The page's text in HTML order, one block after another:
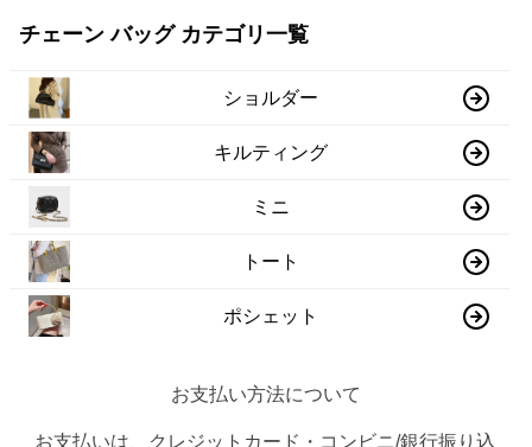
チェーン バッグ カテゴリ一覧
ショルダー
キルティング
ミニ
トート
ポシェット
お支払い方法について
お支払いは、クレジットカード・コンビニ/銀行振り込